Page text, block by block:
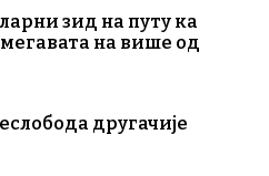
зид на путу ка
мегавата на више од
другачије